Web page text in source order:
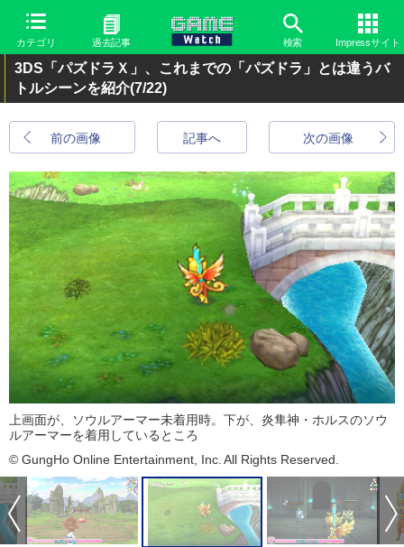
カテゴリ 過去記事 検索 Impressサイト
3DS「パズドラＸ」、これまでの「パズドラ」とは違うバ
トルシーンを紹介(7/22)
前の画像 次の画像
記事へ
上画面が、ソウルアーマー未着用時。下が、炎隼神・ホルスのソウ
ルアーマーを着用しているところ
© GungHo Online Entertainment, Inc. All Rights Reserved.